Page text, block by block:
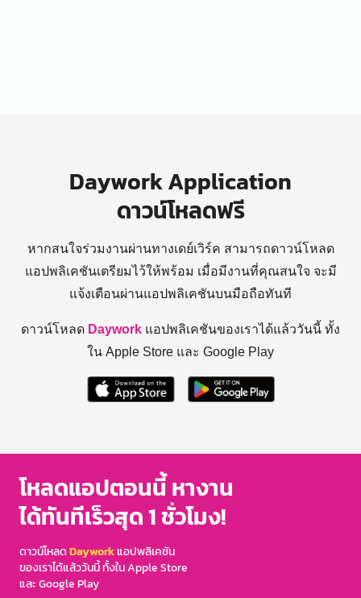
Daywork Application
ดาวน์โหลดฟรี
หากสนใจร่วมงานผ่านทางเดย์เวิร์ค สามารถดาวน์โหลด
แอปพลิเคชันเตรียมไว้ให้พร้อม เมื่อมีงานที่คุณสนใจ จะมี
แจ้งเตือนผ่านแอปพลิเคชันบนมือถือทันที
ดาวน์โหลด Daywork แอปพลิเคชันของเราได้แล้ววันนี้ ทั้ง
ใน Apple Store และ Google Play
โหลดแอปตอนนี้ หางาน
ได้ทันทีเร็วสุด 1 ชั่วโมง!
ดาวน์โหลดDayworkแอปพลิเคชัน
ของเราได้แล้ววันนี้ ทั้งใน Apple Store
และ Google Play